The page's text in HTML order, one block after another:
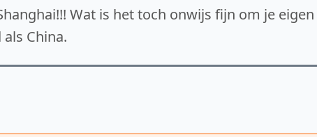
Wat is het toch onwijs fijn om je eigen
China.